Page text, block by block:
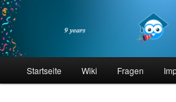
Zum
primären
Inhalt
springenphilocast
Startseite Wiki Fragen